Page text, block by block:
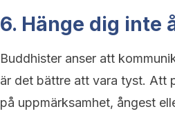
6. Hänge dig inte
Buddhister anser att
är det bättre att vara tyst. Att
på uppmärksamhet, ångest